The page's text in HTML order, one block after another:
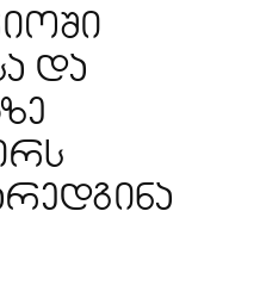
და